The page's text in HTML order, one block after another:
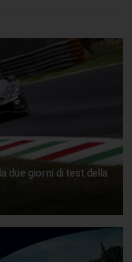
due giorni di test della